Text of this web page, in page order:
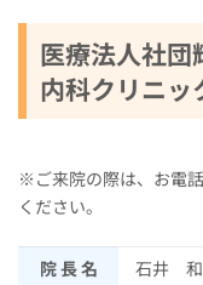
医療法人社団
内科クリニッ
※ご来院の際は、お電
ください。
院 長 名 石井 和